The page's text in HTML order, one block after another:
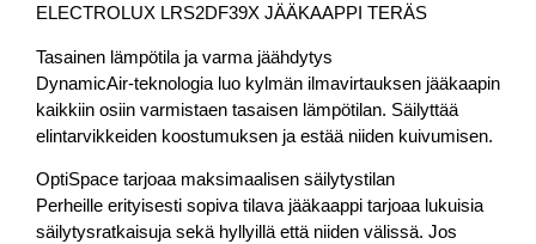
ELECTROLUX LRS2DF39X JÄÄKAAPPI TERÄS
Tasainen lämpötila ja varma jäähdytys
DynamicAir-teknologia luo kylmän ilmavirtauksen jääkaapin
kaikkiin osiin varmistaen tasaisen lämpötilan. Säilyttää
elintarvikkeiden koostumuksen ja estää niiden kuivumisen.
OptiSpace tarjoaa maksimaalisen säilytystilan
Perheille erityisesti sopiva tilava jääkaappi tarjoaa lukuisia
säilytysratkaisuja sekä hyllyillä että niiden välissä. Jos